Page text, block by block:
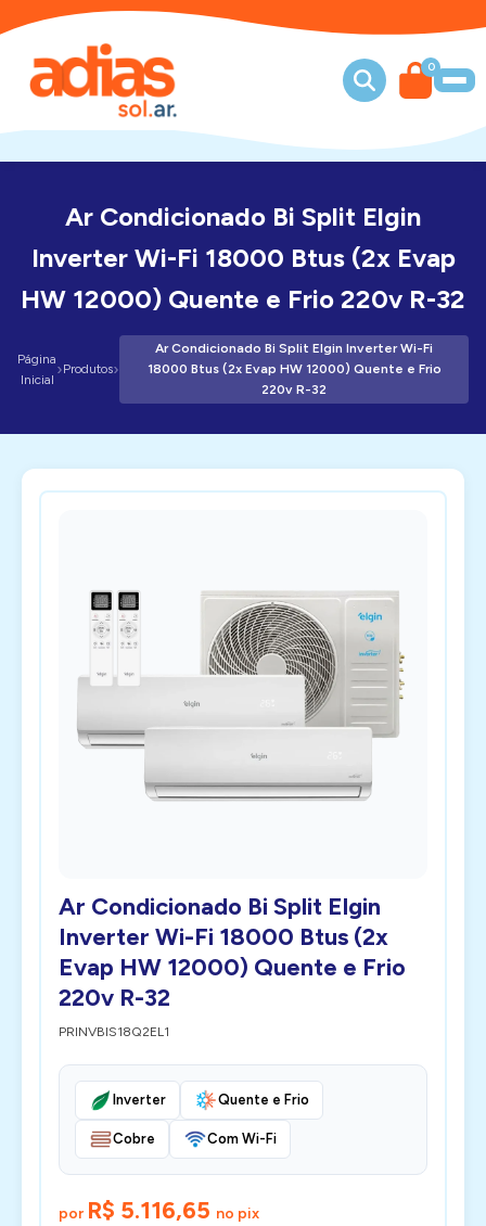
0
Ar Condicionado Bi Split Elgin
Inverter Wi-Fi 18000 Btus (2x Evap
HW 12000) Quente e Frio 220v R-32
Página
Inicial ›Produtos›
Ar Condicionado Bi Split Elgin Inverter Wi-Fi
18000 Btus (2x Evap HW 12000) Quente e Frio
220v R-32
Ar Condicionado Bi Split Elgin
Inverter Wi-Fi 18000 Btus (2x
Evap HW 12000) Quente e Frio
220v R-32
PRINVBIS18Q2EL1
Inverter Quente e Frio
Cobre Com Wi-Fi
por R$ 5.116,65 no pix